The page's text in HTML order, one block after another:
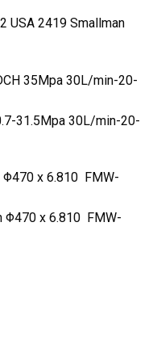
USA 2419 Smallman
35Mpa 30L/min-20-
31.5Mpa 30L/min-20-
Φ470 x 6.810 FMW-
Φ470 x 6.810 FMW-